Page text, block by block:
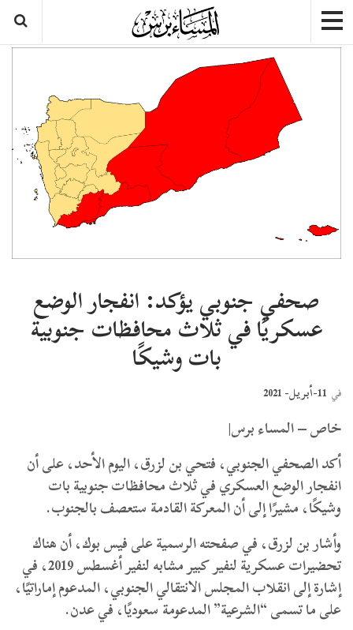
صحفي جنوبي يؤكد: انفجار الوضع
عسكريًا في ثلاث محافظات جنوبية
بات وشيكًا
في 11-أبريل- 2021
خاص – المساء برس|
أكد الصحفي الجنوبي، فتحي بن لزرق، اليوم الأحد، على أن
انفجار الوضع العسكري في ثلاث محافظات جنوبية بات
وشيكًا، مشيرًا إلى أن المعركة القادمة ستعصف بالجنوب.
وأشار بن لزرق، في صفحته الرسمية على فيس بوك، أن هناك
تحضيرات عسكرية لنفير كبير مشابه لنفير أغسطس 2019، في
إشارة إلى انقلاب المجلس الانتقالي الجنوبي، المدعوم إماراتيًا،
على ما تسمى “الشرعية” المدعومة سعوديًا، في عدن.